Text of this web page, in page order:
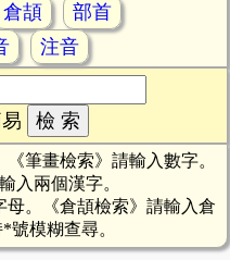
倉頡
部首
注音
筆畫檢索》請輸入數字。
入兩個漢字。
母。《倉頡檢索》請輸入倉
號模糊查尋。